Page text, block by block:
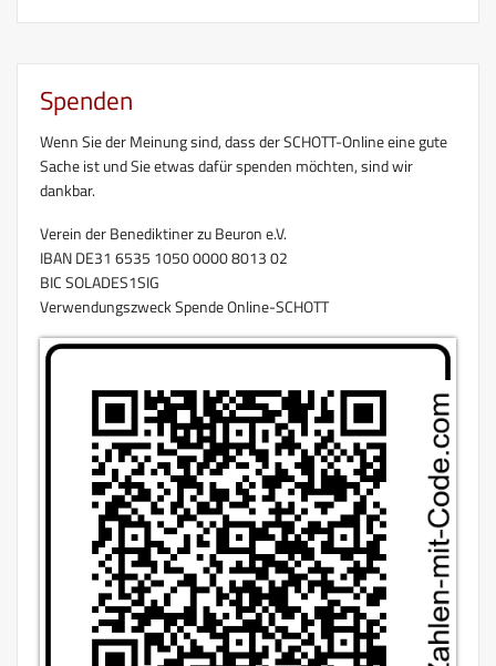
Spenden
Wenn Sie der Meinung sind, dass der SCHOTT-Online eine gute
Sache ist und Sie etwas dafür spenden möchten, sind wir
dankbar.
Verein der Benediktiner zu Beuron e.V.
IBAN DE31 6535 1050 0000 8013 02
BIC SOLADES1SIG
Verwendungszweck Spende Online-SCHOTT